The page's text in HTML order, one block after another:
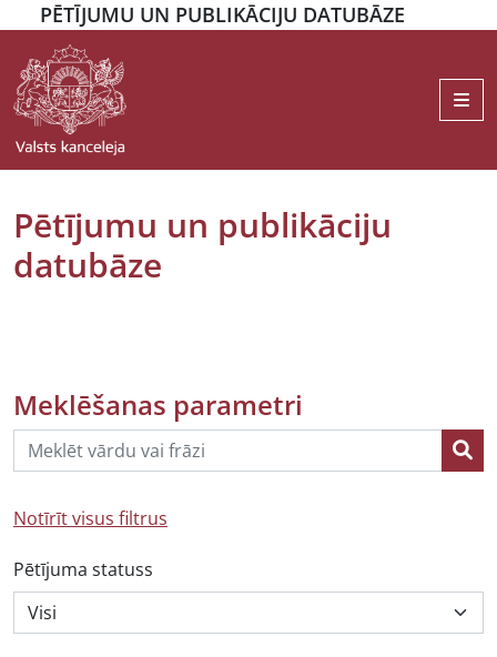
PĒTĪJUMU UN PUBLIKĀCIJU DATUBĀZE
Pētījumu un publikāciju
datubāze
Meklēšanas parametri
Notīrīt visus filtrus
Pētījuma statuss